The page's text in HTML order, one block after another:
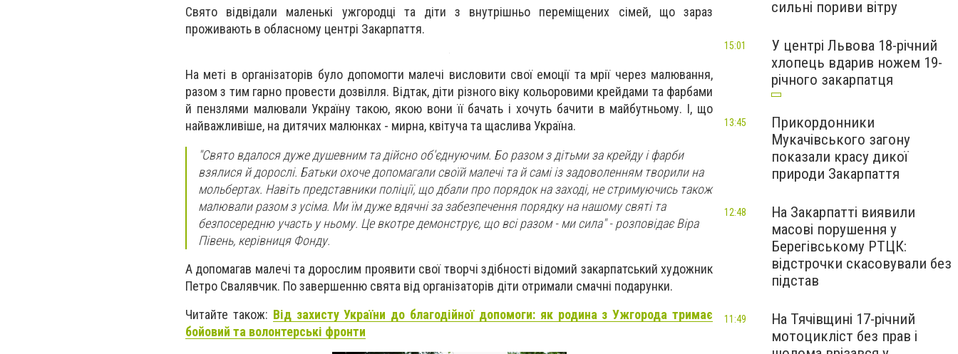
Свято відвідали маленькі ужгородці та діти з внутрішньо переміщених сімей, що зараз
проживають в обласному центрі Закарпаття.
На меті в організаторів було допомогти малечі висловити свої емоції та мрії через малювання,
разом з тим гарно провести дозвілля. Відтак, діти різного віку кольоровими крейдами та фарбами
й пензлями малювали Україну такою, якою вони її бачать і хочуть бачити в майбутньому. І, що
найважливіше, на дитячих малюнках - мирна, квітуча та щаслива Україна.
"Свято вдалося дуже душевним та дійсно об'єднуючим. Бо разом з дітьми за крейду і фарби
взялися й дорослі. Батьки охоче допомагали своїй малечі та й самі із задоволенням творили на
мольбертах. Навіть представники поліції, що дбали про порядок на заході, не стримуючись також
малювали разом з усіма. Ми їм дуже вдячні за забезпечення порядку на нашому святі та
безпосередню участь у ньому. Це вкотре демонструє, що всі разом - ми сила" - розповідає Віра
Півень, керівниця Фонду.
А допомагав малечі та дорослим проявити свої творчі здібності відомий закарпатський художник
Петро Свалявчик. По завершенню свята від організаторів діти отримали смачні подарунки.
Читайте також: Від захисту України до благодійної допомоги: як родина з Ужгорода тримає
бойовий та волонтерські фронти
сильні пориви вітру
У центрі Львова 18-річний
хлопець вдарив ножем 19-
річного закарпатця
15:01
Прикордонники
Мукачівського загону
показали красу дикої
природи Закарпаття
13:45
На Закарпатті виявили
масові порушення у
Берегівському РТЦК:
відстрочки скасовували без
підстав
12:48
На Тячівщині 17-річний
мотоцикліст без прав і
11:49